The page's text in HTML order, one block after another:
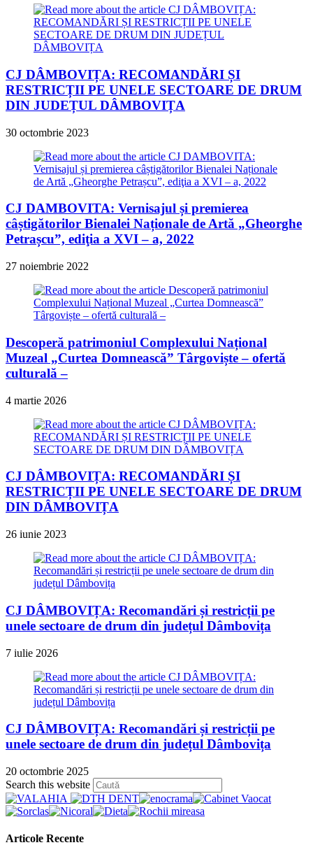
CJ DÂMBOVIȚA: RECOMANDĂRI ȘI
RESTRICȚII PE UNELE SECTOARE DE DRUM
DIN JUDEȚUL DÂMBOVIȚA
30 octombrie 2023
CJ DAMBOVITA: Vernisajul și premierea
câștigătorilor Bienalei Naționale de Artă „Gheorghe
Petrașcu”, ediţia a XVI – a, 2022
27 noiembrie 2022
Descoperă patrimoniul Complexului Național
Muzeal „Curtea Domnească” Târgoviște – ofertă
culturală –
4 martie 2026
CJ DÂMBOVIȚA: RECOMANDĂRI ȘI
RESTRICȚII PE UNELE SECTOARE DE DRUM
DIN DÂMBOVIȚA
26 iunie 2023
CJ DÂMBOVIȚA: Recomandări și restricții pe
unele sectoare de drum din județul Dâmbovița
7 iulie 2026
CJ DÂMBOVIȚA: Recomandări și restricții pe
unele sectoare de drum din județul Dâmbovița
20 octombrie 2025
Search this website
Escape
Articole Recente